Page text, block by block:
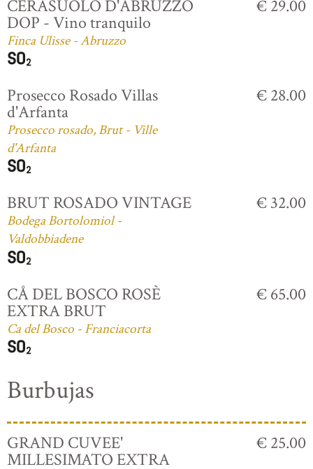
CERASUOLO D'ABRUZZO
DOP - Vino tranquilo
Finca Ulisse - Abruzzo
€ 29.00
Prosecco Rosado Villas
d'Arfanta
Prosecco rosado, Brut - Ville
d'Arfanta
€ 28.00
BRUT ROSADO VINTAGE
Bodega Bortolomiol -
Valdobbiadene
€ 32.00
CÅ DEL BOSCO ROSÈ
EXTRA BRUT
Ca del Bosco - Franciacorta
€ 65.00
Burbujas
GRAND CUVEE'
MILLESIMATO EXTRA
€ 25.00